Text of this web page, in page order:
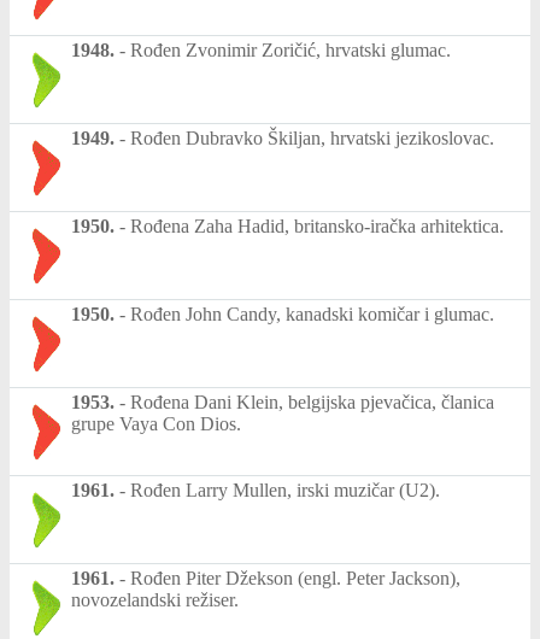
1948. - Rođen Zvonimir Zoričić, hrvatski glumac.
1949. - Rođen Dubravko Škiljan, hrvatski jezikoslovac.
1950. - Rođena Zaha Hadid, britansko-iračka arhitektica.
1950. - Rođen John Candy, kanadski komičar i glumac.
1953. - Rođena Dani Klein, belgijska pjevačica, članica
grupe Vaya Con Dios.
1961. - Rođen Larry Mullen, irski muzičar (U2).
1961. - Rođen Piter Džekson (engl. Peter Jackson),
novozelandski režiser.